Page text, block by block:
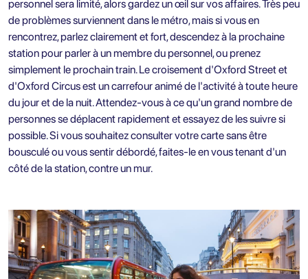
personnel sera limité, alors gardez un œil sur vos affaires. Très peu
de problèmes surviennent dans le métro, mais si vous en
rencontrez, parlez clairement et fort, descendez à la prochaine
station pour parler à un membre du personnel, ou prenez
simplement le prochain train. Le croisement d'Oxford Street et
d'Oxford Circus est un carrefour animé de l'activité à toute heure
du jour et de la nuit. Attendez-vous à ce qu'un grand nombre de
personnes se déplacent rapidement et essayez de les suivre si
possible. Si vous souhaitez consulter votre carte sans être
bousculé ou vous sentir débordé, faites-le en vous tenant d'un
côté de la station, contre un mur.